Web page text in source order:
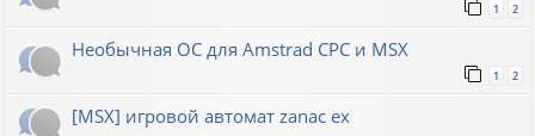
1 2
Необычная ОС для Amstrad CPC и MSX
1 2
[MSX] игровой автомат zanac ex